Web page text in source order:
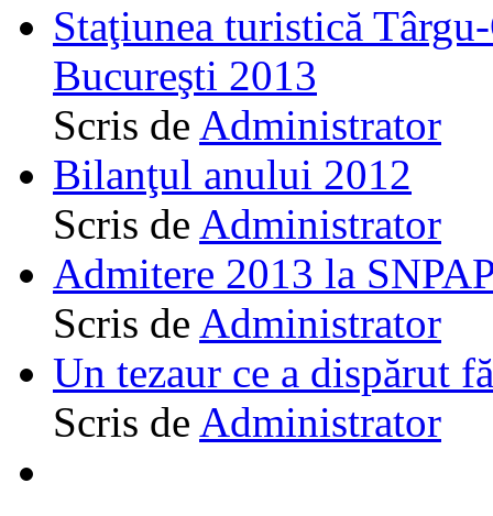
Staţiunea turistică
Bucureşti 2013
Scris de Administrator
Bilanţul anului 2012
Scris de Administrator
Admitere 2013 la
Scris de Administrator
Un tezaur ce a dispărut
Scris de Administrator